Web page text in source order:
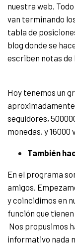
nuestra web.
van terminando
tabla de
blog donde se
escriben notas de
Hoy tenemos un
seguidores,
monedas, y 16000
También
En el programa
amigos.
y coincidimos en
función que
Nos propusimos
informativo nada